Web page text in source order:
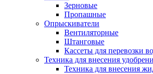
Зерновые
Пропашные
Опрыскиватели
Вентиляторные
Штанговые
Кассеты для перевозки
Техника для внесения
Техника для внесения